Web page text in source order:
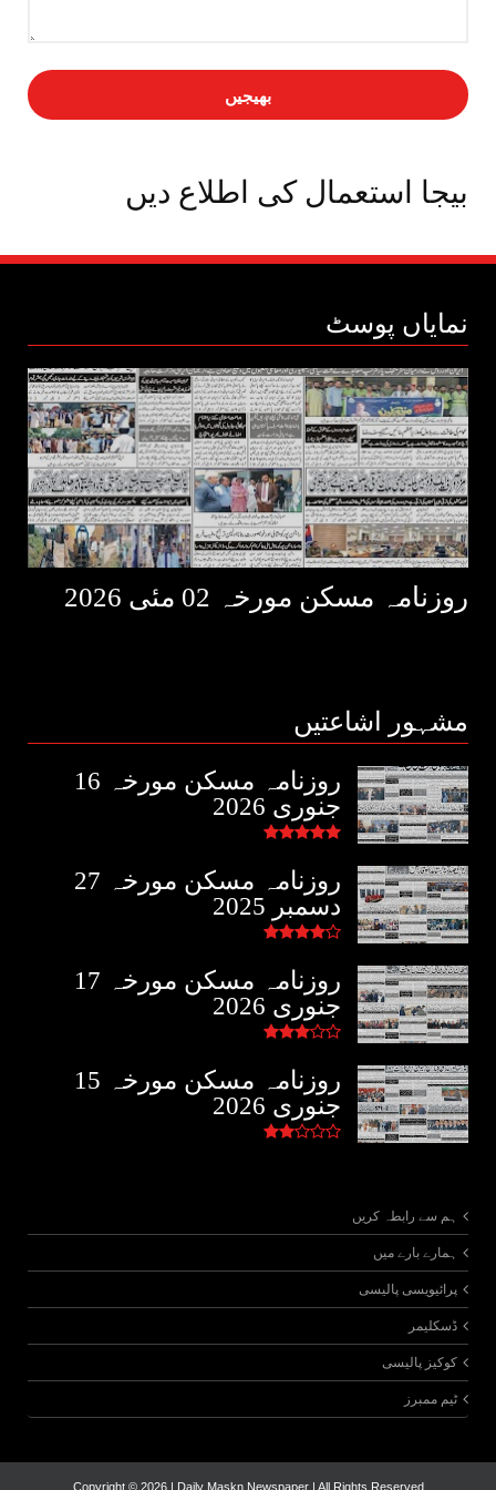
بیجا استعمال کی اطلاع دیں
نمایاں پوسٹ
روزنامہ مسکن مورخہ 02 مئی 2026
مشہور اشاعتیں
روزنامہ مسکن مورخہ 16
جنوری 2026
روزنامہ مسکن مورخہ 27
دسمبر 2025
روزنامہ مسکن مورخہ 17
جنوری 2026
روزنامہ مسکن مورخہ 15
جنوری 2026
ہم سے رابطہ کریں
ہمارے بارے میں
پرائیویسی پالیسی
ڈسکلیمر
کوکیز پالیسی
ٹیم ممبرز
Copyright © 2026 | Daily Maskn Newspaper | All Rights Reserved